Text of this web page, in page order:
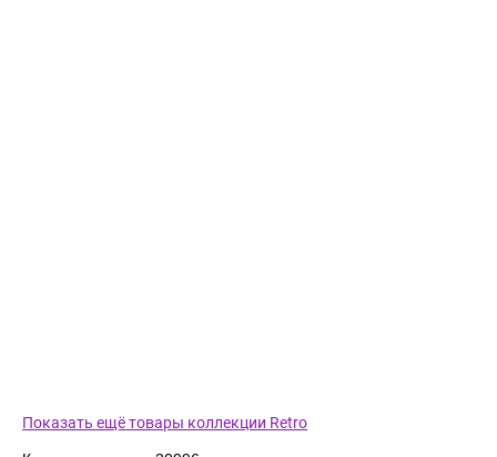
Показать ещё товары коллекции Retro